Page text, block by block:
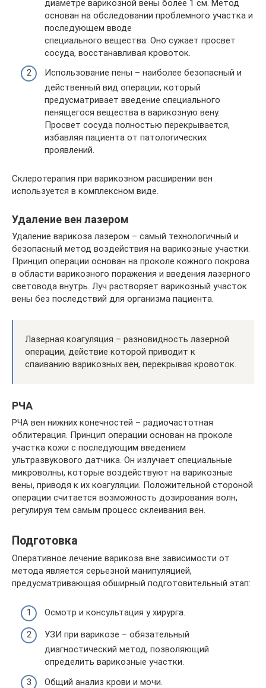
диаметре варикозной вены более 1 см. Метод
основан на обследовании проблемного участка и
последующем вводе
специального вещества. Оно сужает просвет
сосуда, восстанавливая кровоток.
Использование пены – наиболее безопасный и
действенный вид операции, который
предусматривает введение специального
пенящегося вещества в варикозную вену.
Просвет сосуда полностью перекрывается,
избавляя пациента от патологических
проявлений.
Склеротерапия при варикозном расширении вен
используется в комплексном виде.
Удаление вен лазером
Удаление варикоза лазером – самый технологичный и
безопасный метод воздействия на варикозные участки.
Принцип операции основан на проколе кожного покрова
в области варикозного поражения и введения лазерного
световода внутрь. Луч растворяет варикозный участок
вены без последствий для организма пациента.
Лазерная коагуляция – разновидность лазерной
операции, действие которой приводит к
спаиванию варикозных вен, перекрывая кровоток.
РЧА
РЧА вен нижних конечностей – радиочастотная
облитерация. Принцип операции основан на проколе
участка кожи с последующим введением
ультразвукового датчика. Он излучает специальные
микроволны, которые воздействуют на варикозные
вены, приводя к их коагуляции. Положительной стороной
операции считается возможность дозирования волн,
регулируя тем самым процесс склеивания вен.
Подготовка
Оперативное лечение варикоза вне зависимости от
метода является серьезной манипуляцией,
предусматривающая обширный подготовительный этап:
Осмотр и консультация у хирурга.
УЗИ при варикозе – обязательный
диагностический метод, позволяющий
определить варикозные участки.
Общий анализ крови и мочи.